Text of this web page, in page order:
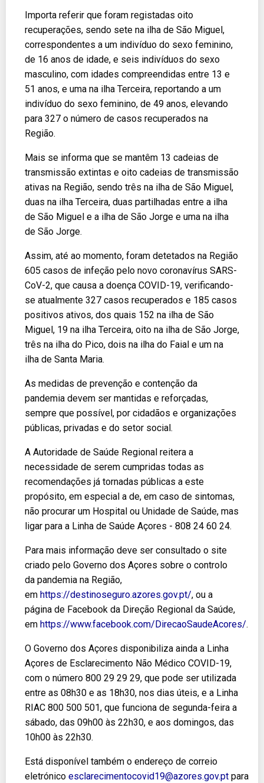
Importa referir que foram registadas oito
recuperações, sendo sete na ilha de São Miguel,
correspondentes a um indivíduo do sexo feminino,
de 16 anos de idade, e seis indivíduos do sexo
masculino, com idades compreendidas entre 13 e
51 anos, e uma na ilha Terceira, reportando a um
indivíduo do sexo feminino, de 49 anos, elevando
para 327 o número de casos recuperados na
Região.
Mais se informa que se mantêm 13 cadeias de
transmissão extintas e oito cadeias de transmissão
ativas na Região, sendo três na ilha de São Miguel,
duas na ilha Terceira, duas partilhadas entre a ilha
de São Miguel e a ilha de São Jorge e uma na ilha
de São Jorge.
Assim, até ao momento, foram detetados na Região
605 casos de infeção pelo novo coronavírus SARS-
CoV-2, que causa a doença COVID-19, verificando-
se atualmente 327 casos recuperados e 185 casos
positivos ativos, dos quais 152 na ilha de São
Miguel, 19 na ilha Terceira, oito na ilha de São Jorge,
três na ilha do Pico, dois na ilha do Faial e um na
ilha de Santa Maria.
As medidas de prevenção e contenção da
pandemia devem ser mantidas e reforçadas,
sempre que possível, por cidadãos e organizações
públicas, privadas e do setor social.
A Autoridade de Saúde Regional reitera a
necessidade de serem cumpridas todas as
recomendações já tornadas públicas a este
propósito, em especial a de, em caso de sintomas,
não procurar um Hospital ou Unidade de Saúde, mas
ligar para a Linha de Saúde Açores - 808 24 60 24.
Para mais informação deve ser consultado o site
criado pelo Governo dos Açores sobre o controlo
da pandemia na Região,
em https://destinoseguro.azores.gov.pt/, ou a
página de Facebook da Direção Regional da Saúde,
em https://www.facebook.com/DirecaoSaudeAcores/.
O Governo dos Açores disponibiliza ainda a Linha
Açores de Esclarecimento Não Médico COVID-19,
com o número 800 29 29 29, que pode ser utilizada
entre as 08h30 e as 18h30, nos dias úteis, e a Linha
RIAC 800 500 501, que funciona de segunda-feira a
sábado, das 09h00 às 22h30, e aos domingos, das
10h00 às 22h30.
Está disponível também o endereço de correio
eletrónico esclarecimentocovid19@azores.gov.pt para